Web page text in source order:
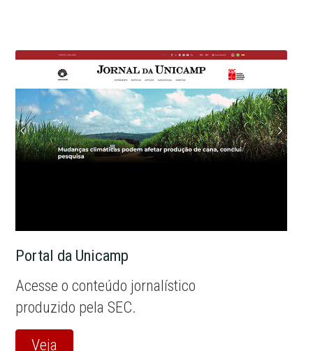
Portal da Unicamp
Acesse o conteúdo jornalístico
produzido pela SEC.
Veja